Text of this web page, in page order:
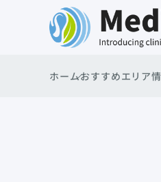
ホームおすすめエリア